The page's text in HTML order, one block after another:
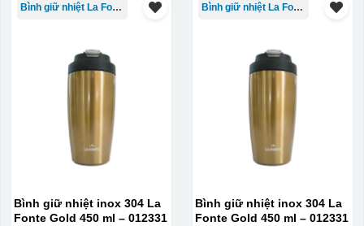
Bình giữ nhiệt La Fonte
Bình giữ nhiệt inox 304 La
Fonte Gold 450 ml – 012331
Bình giữ nhiệt La Fonte
Bình giữ nhiệt inox 304 La
Fonte Gold 450 ml – 012331